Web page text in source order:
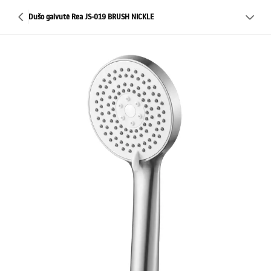
Dušo galvutė Rea JS-019 BRUSH NICKLE